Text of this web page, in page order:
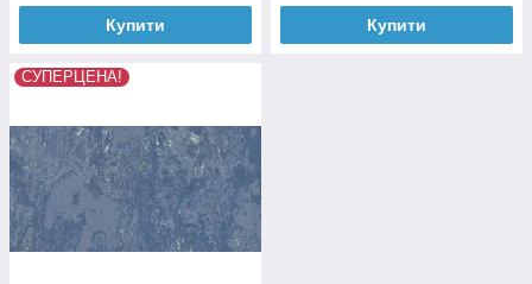
Купити Купити
СУПЕРЦЕНА!